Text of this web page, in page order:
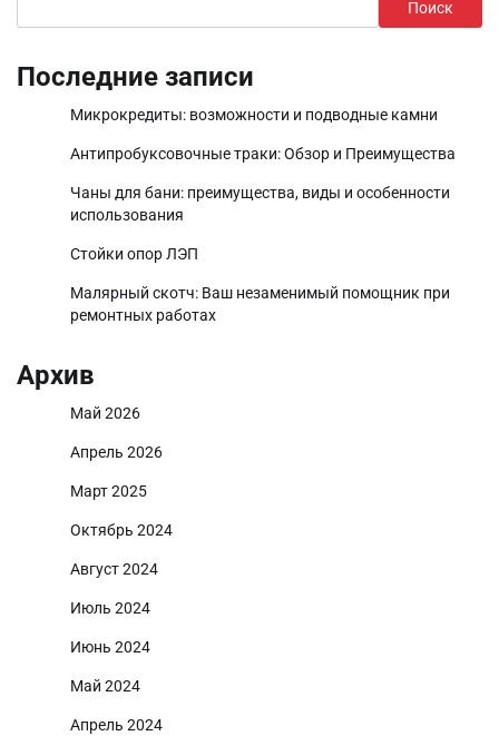
Поиск
Последние записи
Микрокредиты: возможности и подводные камни
Антипробуксовочные траки: Обзор и Преимущества
Чаны для бани: преимущества, виды и особенности
использования
Стойки опор ЛЭП
Малярный скотч: Ваш незаменимый помощник при
ремонтных работах
Архив
Май 2026
Апрель 2026
Март 2025
Октябрь 2024
Август 2024
Июль 2024
Июнь 2024
Май 2024
Апрель 2024